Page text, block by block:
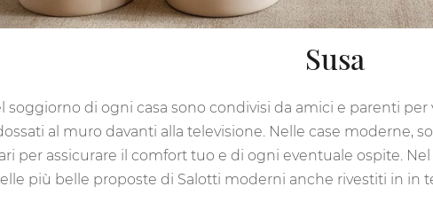
Susa
soggiorno di ogni casa sono condivisi da amici e parenti
al muro davanti alla televisione. Nelle case moderne,
per assicurare il comfort tuo e di ogni eventuale ospite.
più belle proposte di Salotti moderni anche rivestiti in in